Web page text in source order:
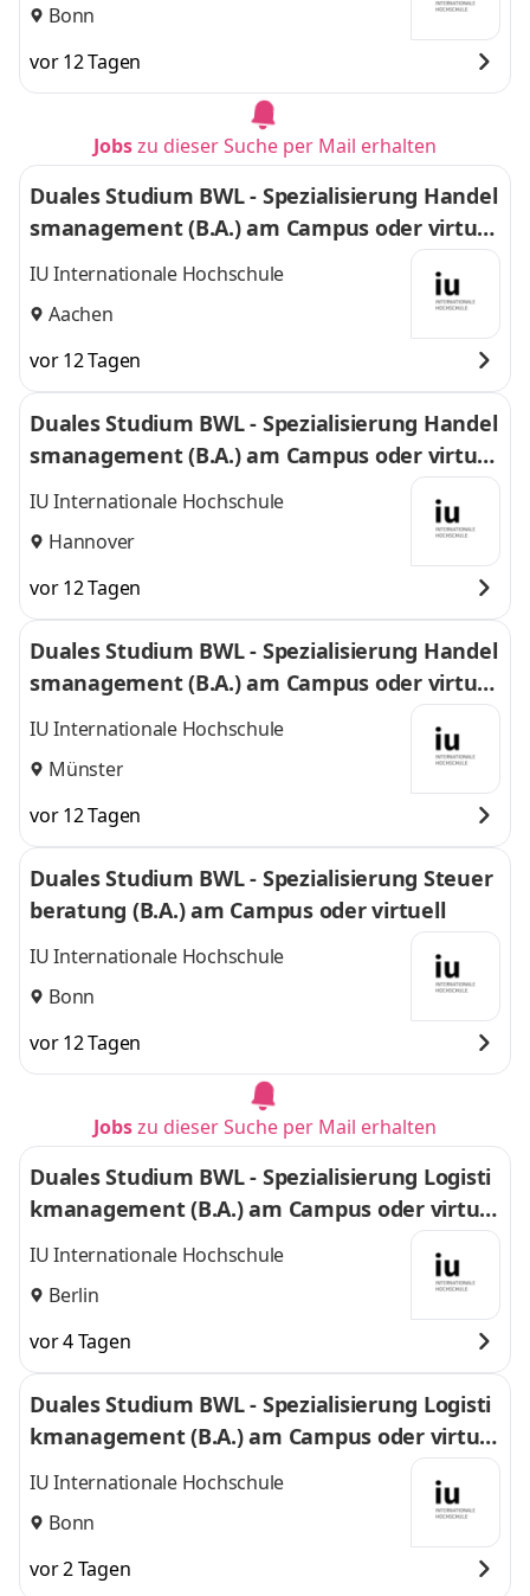
Bonn
vor 12 Tagen
Jobszu dieser Suche per Mail erhalten
Duales Studium BWL - Spezialisierung Handel
smanagement (B.A.) am Campus oder virtuel
l
IU Internationale Hochschule
Aachen
vor 12 Tagen
Duales Studium BWL - Spezialisierung Handel
smanagement (B.A.) am Campus oder virtuel
l
IU Internationale Hochschule
Hannover
vor 12 Tagen
Duales Studium BWL - Spezialisierung Handel
smanagement (B.A.) am Campus oder virtuel
l
IU Internationale Hochschule
Münster
vor 12 Tagen
Duales Studium BWL - Spezialisierung Steuer
beratung (B.A.) am Campus oder virtuell
IU Internationale Hochschule
Bonn
vor 12 Tagen
Jobszu dieser Suche per Mail erhalten
Duales Studium BWL - Spezialisierung Logisti
kmanagement (B.A.) am Campus oder virtuel
l
IU Internationale Hochschule
Berlin
vor 4 Tagen
Duales Studium BWL - Spezialisierung Logisti
kmanagement (B.A.) am Campus oder virtuel
l
IU Internationale Hochschule
Bonn
vor 2 Tagen